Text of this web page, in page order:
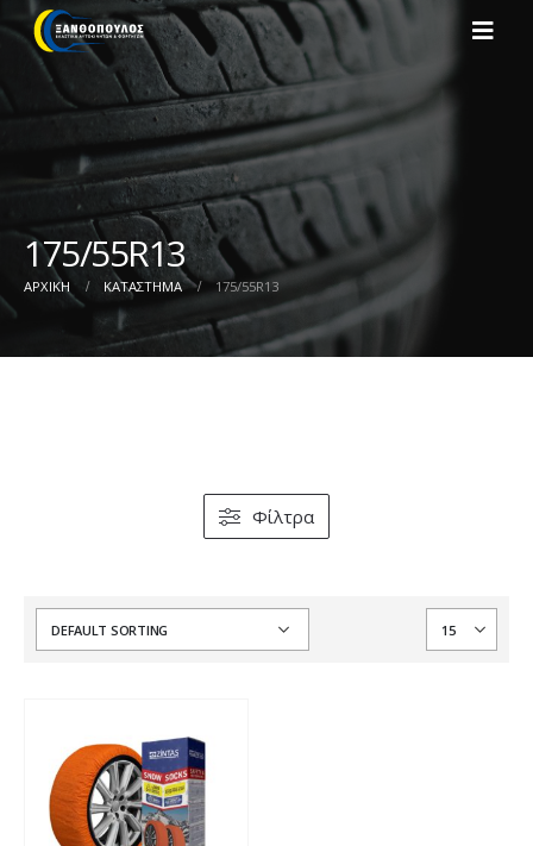
175/55R13
ΑΡΧΙΚΉ ΚΑΤΆΣΤΗΜΑ 175/55R13
Φίλτρα